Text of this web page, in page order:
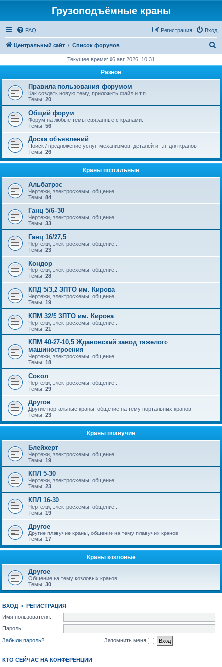
Грузоподъёмные краны
FAQ Вход
Регистрация
Центральный сайт Список форумов
с
Текущее время: 06 авг 2026, 10:31
Разное
Правила пользования форумом
Как создать новую тему, приложить файл и т.п.
Темы: 20
Общий форум
Форум на любые темы связанные с кранами.
Темы: 56
Доска объявлений
Поиск / предложение услуг, механизмов, деталей и т.п. для кранов
Темы: 26
Краны портальные
Альбатрос
Чертежи, электросхемы, общение...
Темы: 84
Ганц 5/6–30
Чертежи, электросхемы, общение...
Темы: 33
Ганц 16/27,5
Чертежи, электросхемы, общение...
Темы: 23
Кондор
Чертежи, электросхемы, общение...
Темы: 28
КПД 5/3,2 ЗПТО им. Кирова
Чертежи, электросхемы, общение...
Темы: 19
КПМ 32/5 ЗПТО им. Кирова
Чертежи, электросхемы, общение...
Темы: 21
КПМ 40-27-10,5 Ждановский завод тяжелого
машиностроения
Чертежи, электросхемы, общение...
Темы: 18
Сокол
Чертежи, электросхемы, общение...
Темы: 29
Другое
Другие портальные краны, общение на тему портальных кранов
Темы: 23
Краны плавучие
Блейхерт
Чертежи, электросхемы, общение...
Темы: 19
КПЛ 5-30
Чертежи, электросхемы, общение...
Темы: 23
КПЛ 16-30
Чертежи, электросхемы, общение...
Темы: 19
Другое
Другие плавучие краны, общение на тему плавучих кранов
Темы: 17
Краны козловые
Другое
Общение на тему козловых кранов
Темы: 30
ВХОД • РЕГИСТРАЦИЯ
Имя пользователя:
Пароль:
Забыли пароль?
Запомнить меня
КТО СЕЙЧАС НА КОНФЕРЕНЦИИ